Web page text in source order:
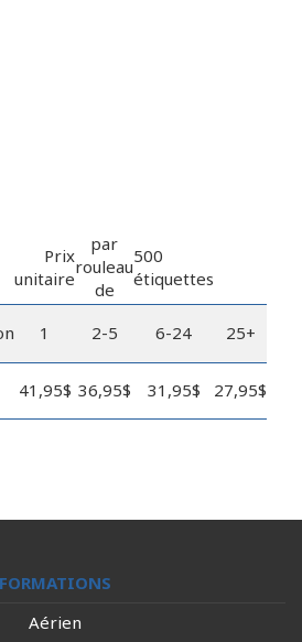
Prix
unitaire
par
rouleau
de
500
étiquettes
1 2-5 6-24 25+
41,95$ 36,95$ 31,95$ 27,95$
FORMATIONS
Aérien